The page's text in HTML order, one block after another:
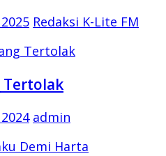
Redaksi K-Lite FM
Tertolak
admin